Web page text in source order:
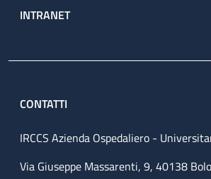
INTRANET
CONTATTI
IRCCS Azienda Ospedaliero -
Via Giuseppe Massarenti, 9, 40138